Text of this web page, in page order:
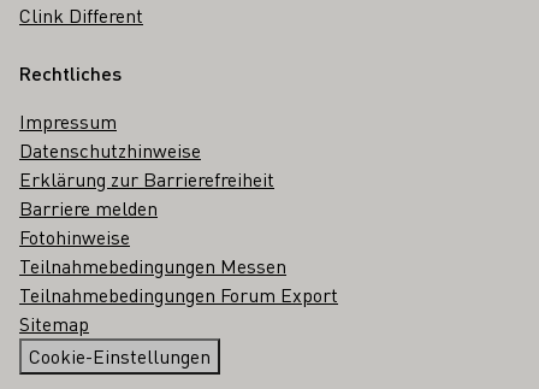
Clink Different
Rechtliches
Impressum
Datenschutzhinweise
Erklärung zur Barrierefreiheit
Barriere melden
Fotohinweise
Teilnahmebedingungen Messen
Teilnahmebedingungen Forum Export
Sitemap
Cookie-Einstellungen